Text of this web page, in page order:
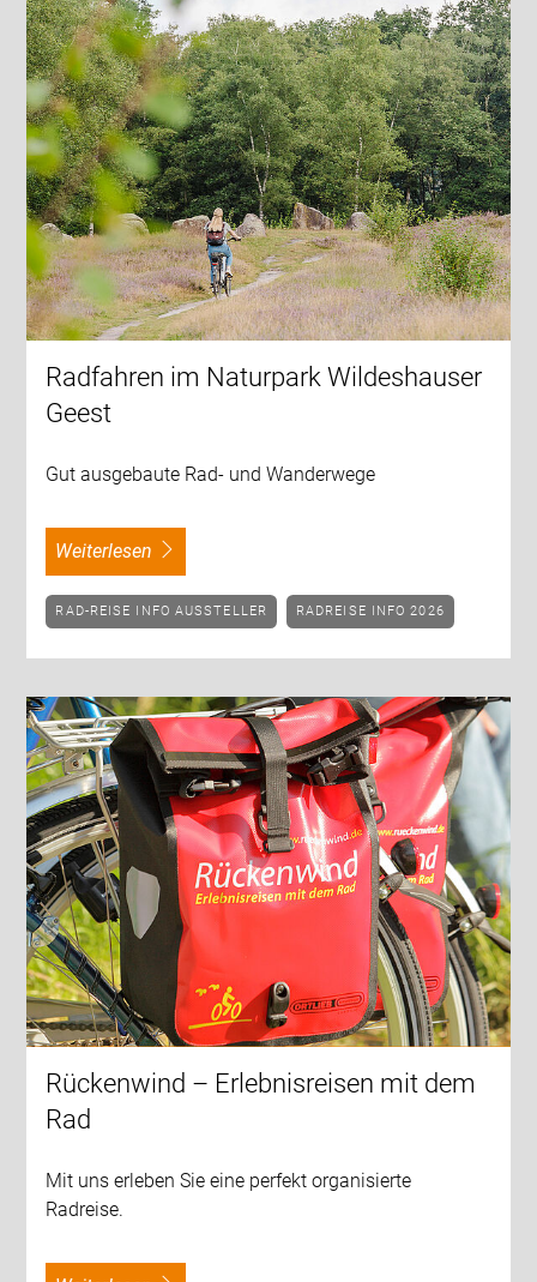
Radfahren im Naturpark Wildeshauser
Geest
Gut ausgebaute Rad- und Wanderwege
weiterlesen
RAD-REISE INFO AUSSTELLER RADREISE INFO 2026
Rückenwind – Erlebnisreisen mit dem
Rad
Mit uns erleben Sie eine perfekt organisierte
Radreise.